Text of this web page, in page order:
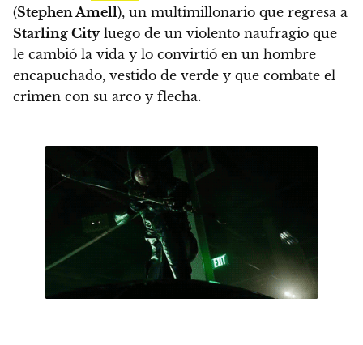
(Stephen Amell), un multimillonario que regresa a
Starling Cityluego de un violento naufragio que
le cambió la vida y lo convirtió en un hombre
encapuchado, vestido de verde y que combate el
crimen con su arco y flecha.